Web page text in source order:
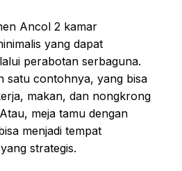
Ancol 2 kamar
yang dapat
perabotan serbaguna.
satu contohnya, yang bisa
makan, dan nongkrong
meja tamu dengan
menjadi tempat
strategis.